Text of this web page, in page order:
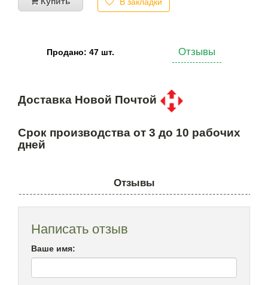
Продано: 47 шт. Отзывы
Доставка Новой Почтой
Срок производства от 3 до 10 рабочих
дней
Отзывы
Написать отзыв
Ваше имя: